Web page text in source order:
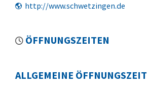
http://www.schwetzingen.de
ÖFFNUNGSZEITEN
ALLGEMEINE ÖFFNUNGSZEIT